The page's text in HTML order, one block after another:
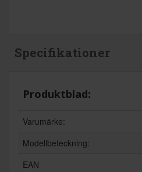
Specifikationer
Produktblad:
Varumärke:
Modellbeteckning:
EAN